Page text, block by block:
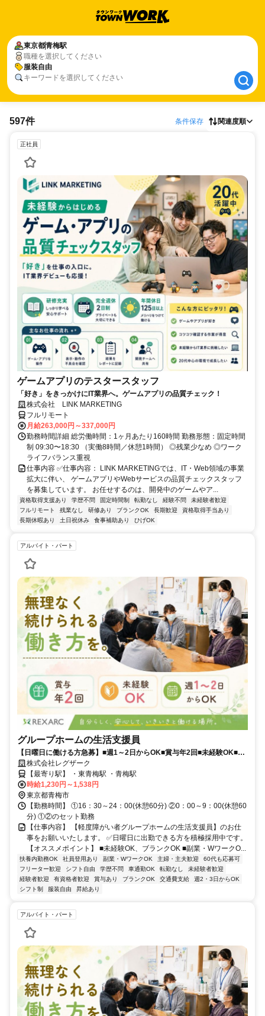
東京都青梅駅
職種を選択してください
服装自由
キーワードを選択してください
東京都青梅駅
服装自由
597件 条件保存 関連度順
正社員
ゲームアプリのテスタースタッフ
「好き」をきっかけにIT業界へ。ゲームアプリの品質チェック！
株式会社 LINK MARKETING
フルリモート
月給263,000円～337,000円
勤務時間詳細 総労働時間：1ヶ月あたり160時間 勤務形態：固定時間
制 09:30〜18:30 （実働8時間／休憩1時間） ◎残業少なめ ◎ワーク
ライフバランス重視
仕事内容 ✅仕事内容： LINK MARKETINGでは、IT・Web領域の事業
拡大に伴い、 ゲームアプリやWebサービスの品質チェックスタッフ
を募集しています。 お任せするのは、開発中のゲームやア...
資格取得支援あり 学歴不問 固定時間制 転勤なし 経験不問
未経験者歓迎
フルリモート
残業なし 研修あり ブランクOK 長期歓迎
資格取得手当あり
長期休暇あり
土日祝休み 食事補助あり ひげOK
アルバイト・パート
グループホームの生活支援員
【日曜日に働ける方急募】■週1～2日からOK■賞与年2回■未経験OK■服
装・髪型自由
株式会社レグザーク
【最寄り駅】 ・東青梅駅 ・青梅駅
時給1,230円～1,538円
東京都青梅市
【勤務時間】 ①16：30～24：00(休憩60分) ②0：00～9：00(休憩60
分) ①②のセット勤務
【仕事内容】 【軽度障がい者グループホームの生活支援員】のお仕
事をお願いいたします。 ✅日曜日に出勤できる方を積極採用中です。
【オススメポイント】 ■未経験OK、ブランクOK ■副業・WワークO...
扶養内勤務OK 社員登用あり 副業・WワークOK 主婦・主夫歓迎
60代も応募可
フリーター歓迎
シフト自由 学歴不問 車通勤OK 転勤なし
未経験者歓迎
経験者歓迎
有資格者歓迎 賞与あり ブランクOK 交通費支給
週2・3日からOK
シフト制
服装自由 昇給あり
アルバイト・パート